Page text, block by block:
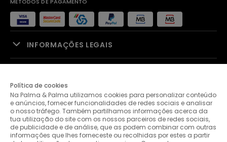
MÉTODOS DE PAGAMENTO
INFORMAÇÕES LEGAIS
PALMA & PALMA
APOIO AO CLIENTE
Política de cookies
Na Palma & Palma utilizamos cookies para personalizar conteúdo
e anúncios, fornecer funcionalidades de redes sociais e analisar
o nosso tráfego. Também partilhamos informações acerca da
tua utilização do site com os nossos parceiros de redes sociais,
de publicidade e de análise, que as podem combinar com outras
informações que lhes forneceste ou recolhidas por estes a partir